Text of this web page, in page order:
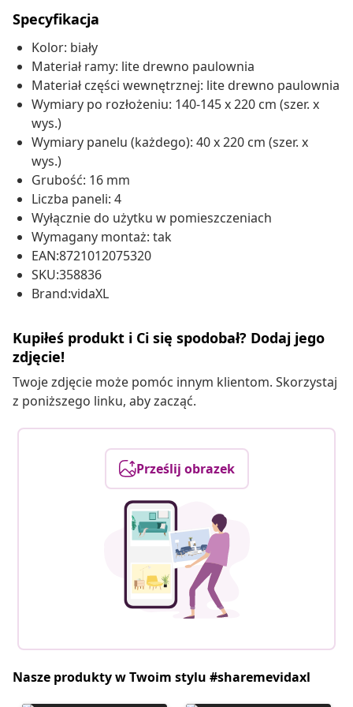
Specyfikacja
Kolor: biały
Materiał ramy: lite drewno paulownia
Materiał części wewnętrznej: lite drewno paulownia
Wymiary po rozłożeniu: 140-145 x 220 cm (szer. x
wys.)
Wymiary panelu (każdego): 40 x 220 cm (szer. x
wys.)
Grubość: 16 mm
Liczba paneli: 4
Wyłącznie do użytku w pomieszczeniach
Wymagany montaż: tak
EAN:8721012075320
SKU:358836
Brand:vidaXL
Kupiłeś produkt i Ci się spodobał? Dodaj jego
zdjęcie!
Twoje zdjęcie może pomóc innym klientom. Skorzystaj
z poniższego linku, aby zacząć.
Prześlij obrazek
Nasze produkty w Twoim stylu #sharemevidaxl